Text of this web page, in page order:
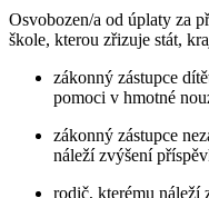
Osvobozen/a od úplaty za
škole, kterou zřizuje stát,
zákonný zástupce
pomoci v hmotné
zákonný zástupce
náleží zvýšení
rodič, kterému náleží